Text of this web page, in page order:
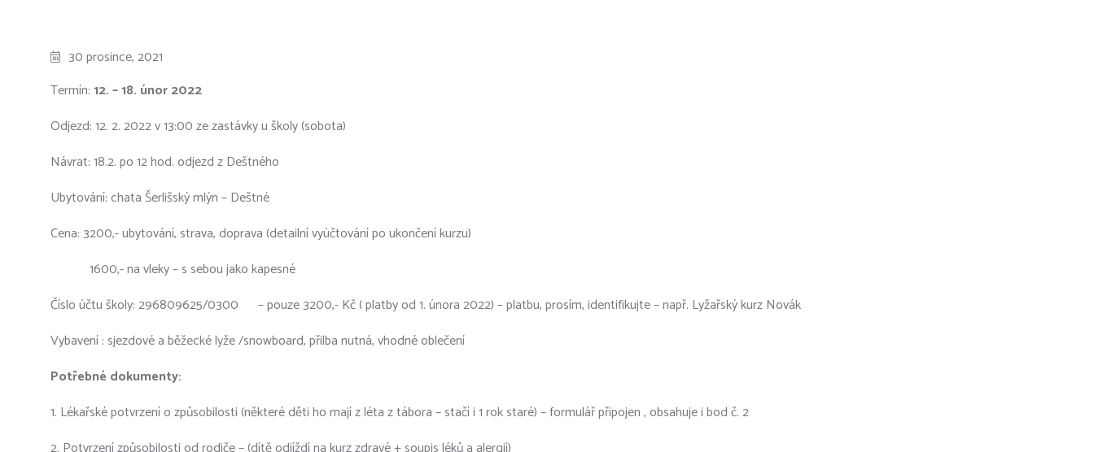
30 prosince, 2021
Termín:12. – 18. únor 2022
Odjezd: 12. 2. 2022 v 13:00 ze zastávky u školy (sobota)
Návrat: 18.2. po 12 hod. odjezd z Deštného
Ubytování: chata Šerlišský mlýn – Deštné
Cena: 3200,- ubytování, strava, doprava (detailní vyúčtování po ukončení kurzu)
1600,- na vleky – s sebou jako kapesné
Číslo účtu školy: 296809625/0300 – pouze 3200,- Kč ( platby od 1. února 2022) – platbu, prosím, identifikujte – např. Lyžařský kurz Novák
Vybavení : sjezdové a běžecké lyže /snowboard, přilba nutná, vhodné oblečení
Potřebné dokumenty:
1. Lékařské potvrzení o způsobilosti (některé děti ho mají z léta z tábora – stačí i 1 rok staré) – formulář připojen , obsahuje i bod č. 2